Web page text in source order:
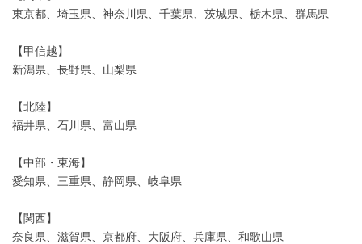
東京都、埼玉県、神奈川県、千葉県、茨城県、栃木県、群馬県
【甲信越】
新潟県、長野県、山梨県
【北陸】
福井県、石川県、富山県
【中部・東海】
愛知県、三重県、静岡県、岐阜県
【関西】
奈良県、滋賀県、京都府、大阪府、兵庫県、和歌山県